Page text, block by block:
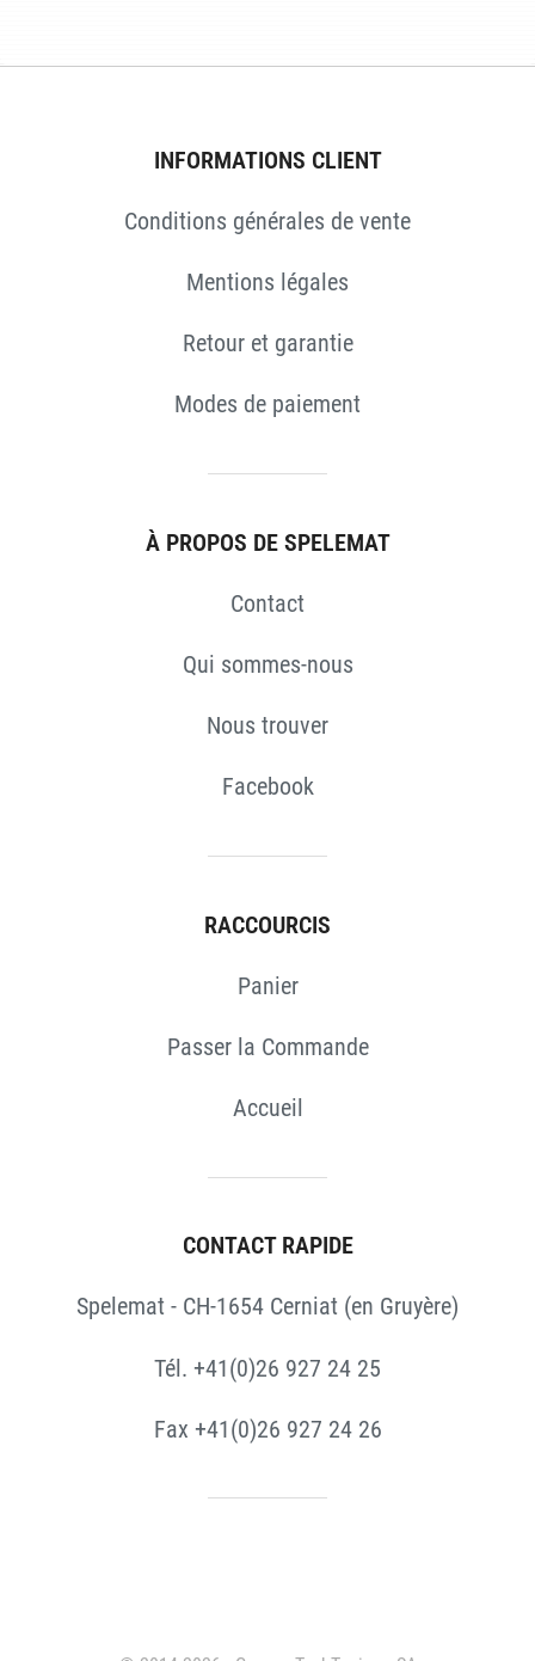
INFORMATIONS CLIENT
Conditions générales de vente
Mentions légales
Retour et garantie
Modes de paiement
À PROPOS DE SPELEMAT
Contact
Qui sommes-nous
Nous trouver
Facebook
RACCOURCIS
Panier
Passer la Commande
Accueil
CONTACT RAPIDE
Spelemat - CH-1654 Cerniat (en Gruyère)
Tél. +41(0)26 927 24 25
Fax +41(0)26 927 24 26